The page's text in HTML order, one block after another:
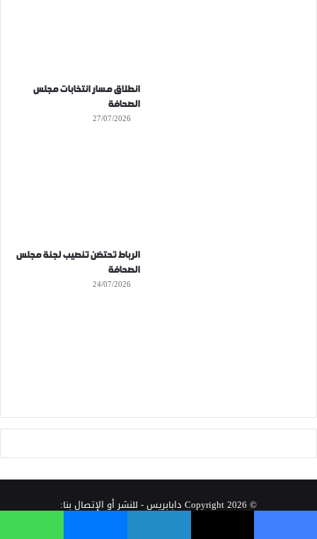
انطلاق مسار انتخابات مجلس
الصحافة
27/07/2026
الرباط تحتضن تنصيب لجنة مجلس
الصحافة
24/07/2026
© Copyright 2026 دابابريس- للنشر أو الإتصال بنا: